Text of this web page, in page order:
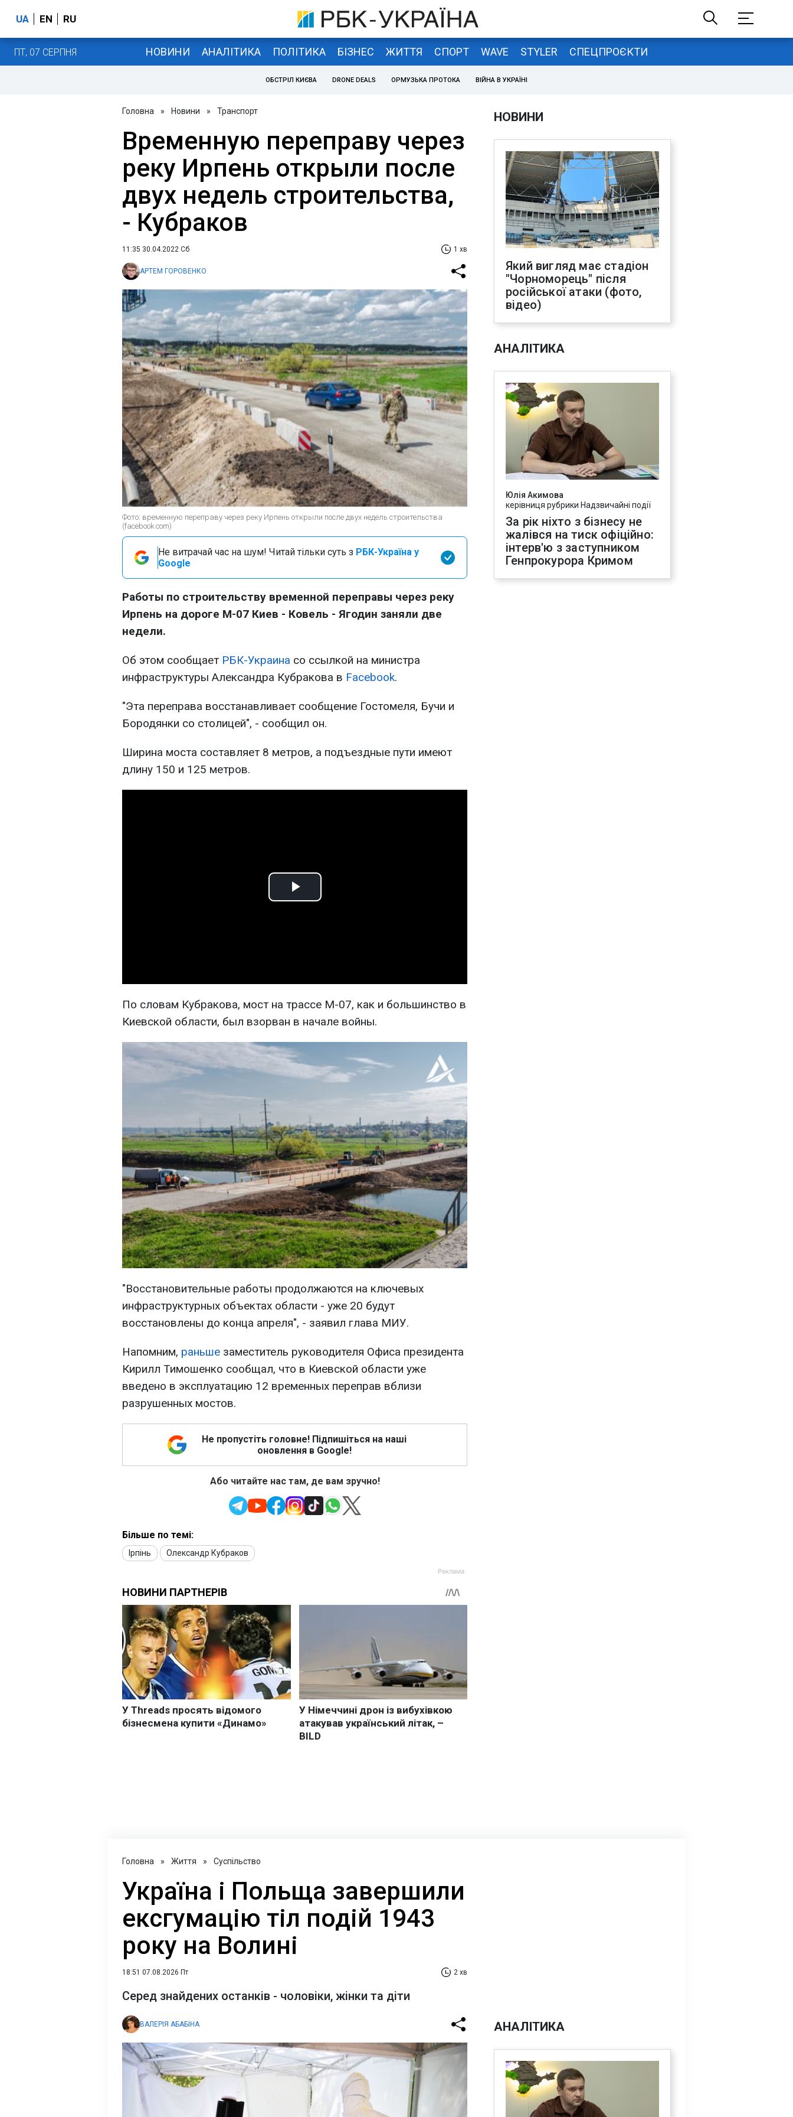
UA EN RU
ПТ, 07 СЕРПНЯ НОВИНИ АНАЛІТИКА ПОЛІТИКА БІЗНЕС ЖИТТЯ СПОРТ WAVE STYLER СПЕЦПРОЄКТИ
ОБСТРІЛ КИЄВА DRONE DEALS ОРМУЗЬКА ПРОТОКА ВІЙНА В УКРАЇНІ
Головна » Новини » Транспорт
Временную переправу через
реку Ирпень открыли после
двух недель строительства,
- Кубраков
11:35 30.04.2022 Сб 1 хв
АРТЕМ ГОРОВЕНКО
Фото: временную переправу через реку Ирпень открыли после двух недель строительства
(facebook com)
Не витрачай час на шум! Читай тільки суть з РБК-Україна у
Google
Работы по строительству временной переправы через реку
Ирпень на дороге М-07 Киев - Ковель - Ягодин заняли две
недели.
Об этом сообщает РБК-Украина со ссылкой на министра
инфраструктуры Александра Кубракова в Facebook.
"Эта переправа восстанавливает сообщение Гостомеля, Бучи и
Бородянки со столицей", - сообщил он.
Ширина моста составляет 8 метров, а подъездные пути имеют
длину 150 и 125 метров.
Play
По словам Кубракова, мост на трассе М-07, как и большинство в
Киевской области, был взорван в начале войны.
"Восстановительные работы продолжаются на ключевых
инфраструктурных объектах области - уже 20 будут
восстановлены до конца апреля", - заявил глава МИУ.
Напомним, раньше заместитель руководителя Офиса президента
Кирилл Тимошенко сообщал, что в Киевской области уже
введено в эксплуатацию 12 временных переправ вблизи
разрушенных мостов.
Не пропустіть головне! Підпишіться на наші
оновлення в Google!
Або читайте нас там, де вам зручно!
Більше по темі:
Ірпінь Олександр Кубраков
НОВИНИ
Який вигляд має стадіон
"Чорноморець" після
російської атаки (фото,
відео)
АНАЛІТИКА
Юлія Акимова
керівниця рубрики Надзвичайні події
За рік ніхто з бізнесу не
жалівся на тиск офіційно:
інтерв'ю з заступником
Генпрокурора Кримом
Головна » Життя » Суспільство
Україна і Польща завершили
ексгумацію тіл подій 1943
року на Волині
18:51 07.08.2026 Пт 2 хв
Серед знайдених останків - чоловіки, жінки та діти
ВАЛЕРІЯ АБАБІНА АНАЛІТИКА